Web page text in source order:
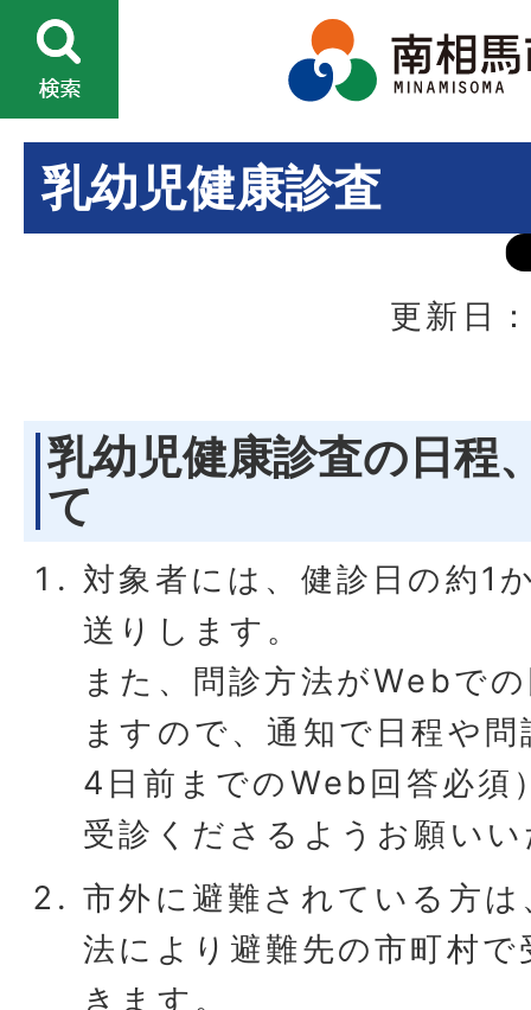
乳幼児健康診査
更新日
乳幼児健康診査の日程
て
対象者には、健診日の約1
送りします。
また、問診方法がWebで
ますので、通知で日程や
4日前までのWeb回答必須
受診くださるようお願い
市外に避難されている方
法により避難先の市町村
きます。